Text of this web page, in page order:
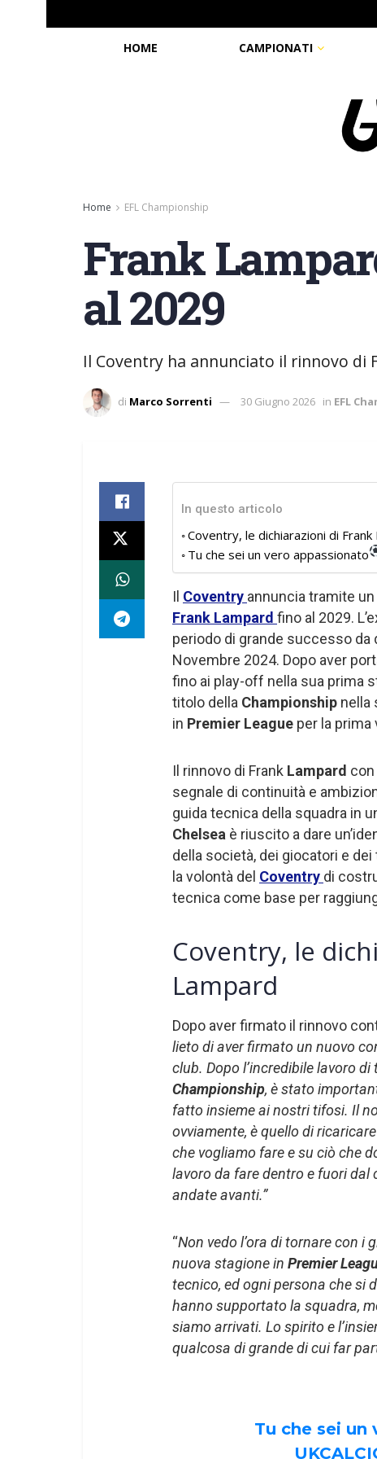
HOME CAMPIONATI
Home EFL Championship
Frank
al 2029
Il Coventry ha annunciato il rinnovo di
di Marco Sorrenti 30 Giugno 2026 in EFL
In questo articolo
Coventry, le dichiarazioni di Frank
Tu che sei un vero appassionato
Il Coventry annuncia tramite
Frank Lampard fino al 2029.
periodo di grande successo da
Novembre 2024. Dopo aver
fino ai play-off nella sua prima
titolo della Championship nella
in Premier League per la prima
Il rinnovo di Frank Lampard con
segnale di continuità e
guida tecnica della squadra in
Chelsea è riuscito a dare
della società, dei giocatori e
la volontà del Coventry di
tecnica come base per
Coventry, le
Lampard
Dopo aver firmato il rinnovo
lieto di aver firmato un nuovo
club. Dopo l’incredibile lavoro
Championship, è stato
fatto insieme ai nostri tifosi. Il
ovviamente, è quello di
che vogliamo fare e su ciò che
lavoro da fare dentro e fuori dal
andate avanti.”
“Non vedo l’ora di tornare con i
nuova stagione in Premier
tecnico, ed ogni persona che si
hanno supportato la squadra,
siamo arrivati. Lo spirito e
qualcosa di grande di cui far
Tu che sei un